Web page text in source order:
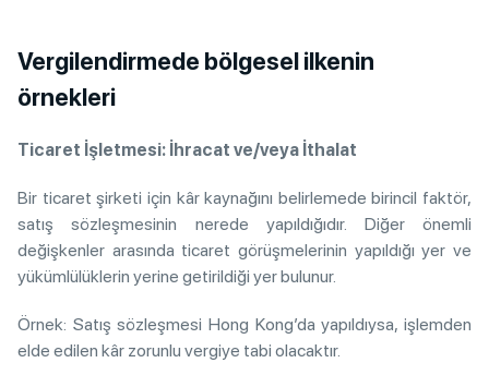
Vergilendirmede bölgesel ilkenin
örnekleri
Ticaret İşletmesi: İhracat ve/veya İthalat
Bir ticaret şirketi için kâr kaynağını belirlemede birincil faktör,
satış sözleşmesinin nerede yapıldığıdır. Diğer önemli
değişkenler arasında ticaret görüşmelerinin yapıldığı yer ve
yükümlülüklerin yerine getirildiği yer bulunur.
Örnek: Satış sözleşmesi Hong Kong’da yapıldıysa, işlemden
elde edilen kâr zorunlu vergiye tabi olacaktır.